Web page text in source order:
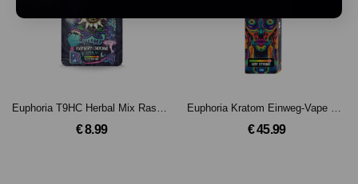
€ 8.99 € 45.99